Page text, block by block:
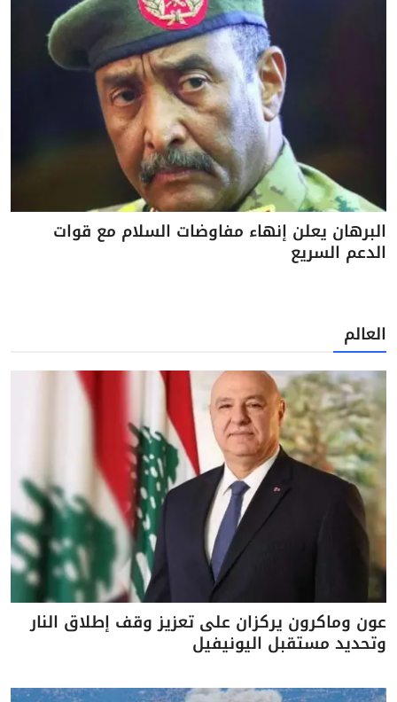
البرهان يعلن إنهاء مفاوضات السلام مع قوات
الدعم السريع
العالم
عون وماكرون يركزان على تعزيز وقف إطلاق النار
وتحديد مستقبل اليونيفيل